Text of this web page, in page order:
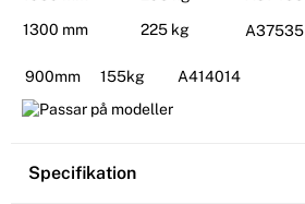
1300 mm
225 kg A37535
900mm 155kg A414014
Specifikation